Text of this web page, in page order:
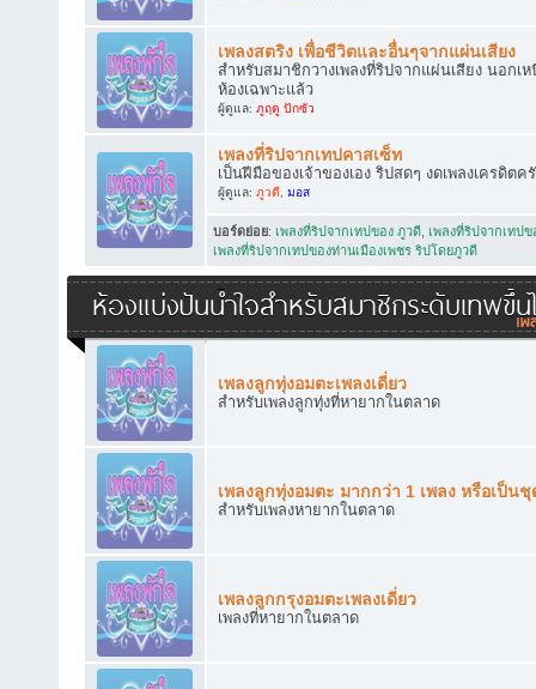
เพลงสตริง เพื่อชีวิตและอื่นๆจากแผ่นเสียง
สำหรับสมาชิกวางเพลงที่ริปจากแผ่นเสียง นอกเ
ห้องเฉพาะแล้ว
ผู้ดูแล: ภูฤดู ปักซัว
เพลงที่ริปจากเทปคาสเซ็ท
เป็นฝีมือของเจ้าของเอง ริปสดๆ งดเพลงเครดิตค
ผู้ดูแล: ภูวดี, มอส
บอร์ดย่อย: เพลงที่ริปจากเทปของ ภูวดี เพลงที่ริปจากเทป
เพลงที่ริปจากเทปของท่านเมืองเพชร ริปโดยภูวดี
ห้องแบ่งปันน้ำใจสำหรับสมาชิกระดับเทพขึ้น
เพลงลูกทุ่งอมตะเพลงเดี่ยว
สำหรับเพลงลูกทุ่งที่หายากในตลาด
เพลงลูกทุ่งอมตะ มากกว่า 1 เพลง หรือเป็นชุ
สำหรับเพลงหายากในตลาด
เพลงลูกกรุงอมตะเพลงเดี่ยว
เพลงที่หายากในตลาด